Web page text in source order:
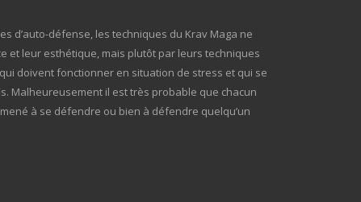
d’auto-défense, les techniques du Krav Maga ne
et leur esthétique, mais plutôt par leurs techniques
doivent fonctionner en situation de stress et qui se
Malheureusement il est très probable que chacun
à se défendre ou bien à défendre quelqu’un